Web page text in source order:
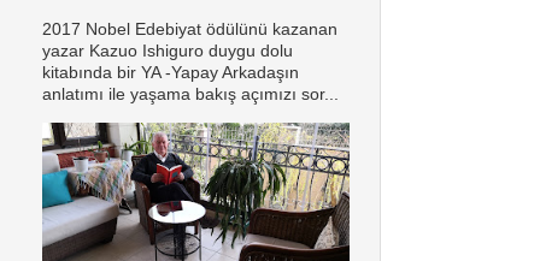
2017 Nobel Edebiyat ödülünü kazanan
yazar Kazuo Ishiguro duygu dolu
kitabında bir YA -Yapay Arkadaşın
anlatımı ile yaşama bakış açımızı sor...